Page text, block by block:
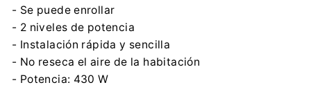
- Se puede enrollar
- 2 niveles de potencia
- Instalación rápida y sencilla
- No reseca el aire de la habitación
- Potencia: 430 W